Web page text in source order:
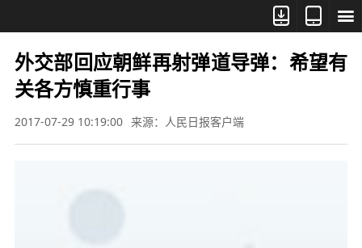



外交部回应朝鲜再射弹道导弹：希望有
关各方慎重行事
2017-07-29 10:19:00 来源：人民日报客户端